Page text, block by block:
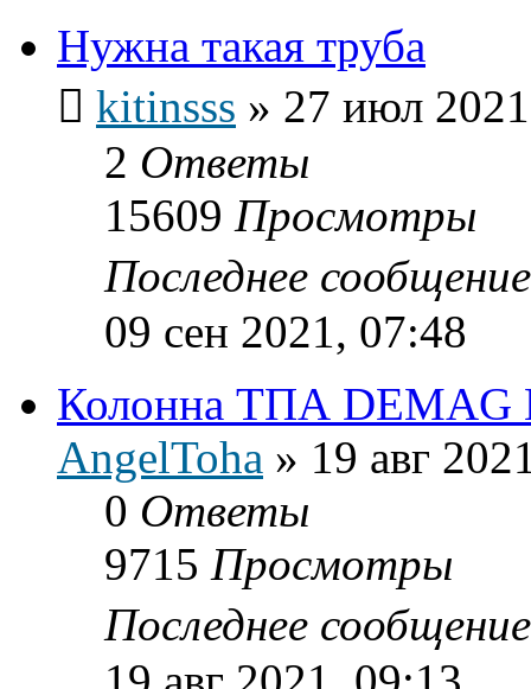
Нужна такая труба
kitinsss » 27 июл
2 Ответы
15609 Просмотры
Последнее
09 сен 2021, 07:48
Колонна ТПА
AngelToha » 19 авг
0 Ответы
9715 Просмотры
Последнее